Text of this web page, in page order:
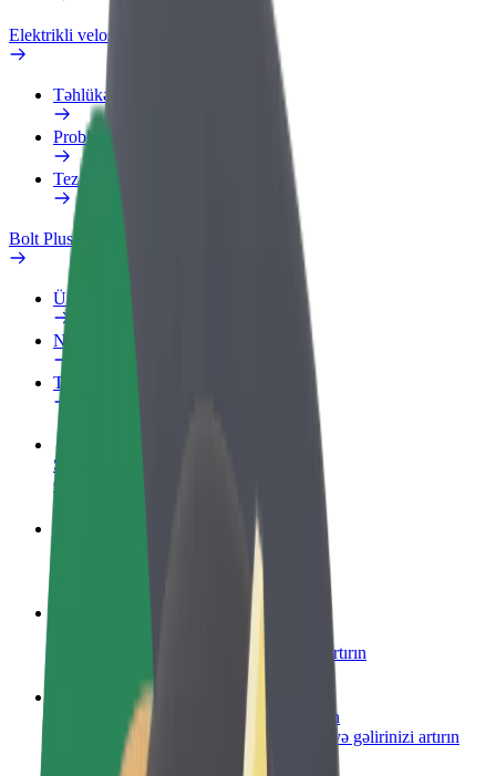
Elektrikli velosipedlər
Təhlükəsizlik Laboratoriyası
Problemi bildir
Tez-tez verilən suallar
Bolt Plus
Üstünlüklər
Necə qoşulmalı?
Tez-tez verilən suallar
Sürücü ol
Öz şərtlərinizə uyğun olaraq qazanın
Yemək çatdırın və həftəlik ödəniş alın
Restoran və ya mağaza əlavə edin
Daha çox müştəri cəlb edin və satışları artırın
Avtopark sahibi kimi qeydiyyatdan keçin
Avtoparkınızı Bolt platformasına qoşun və gəlirinizi artırın